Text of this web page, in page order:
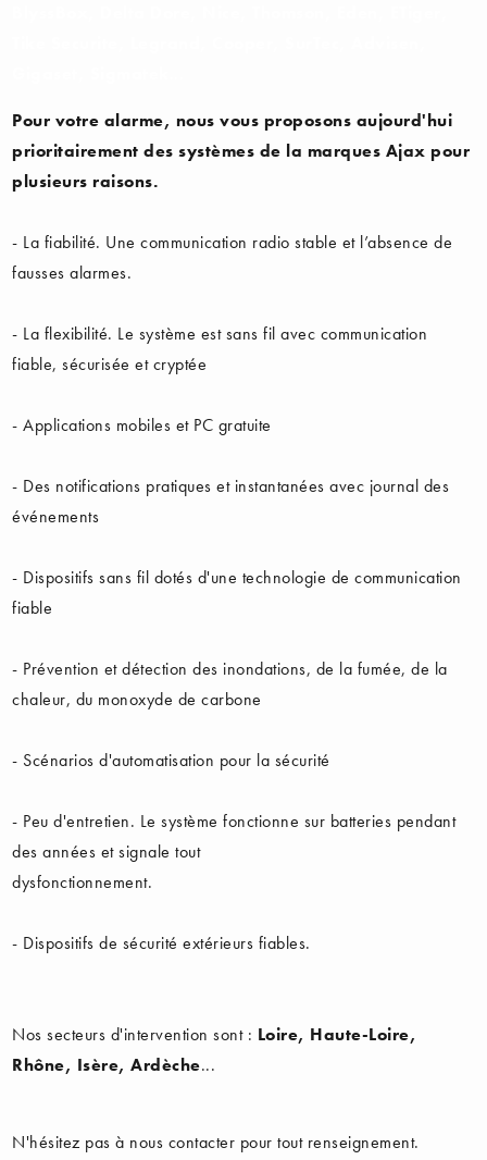
Pour votre alarme, nous vous proposons aujourd'hui
prioritairement des systèmes de la marques Ajax pour
plusieurs raisons.
- La fiabilité. Une communication radio stable et l’absence de
fausses alarmes.
- La flexibilité. Le système est sans fil avec communication
fiable, sécurisée et cryptée
- Applications mobiles et PC gratuite
- Des notifications pratiques et instantanées avec journal des
événements
- Dispositifs sans fil dotés d'une technologie de communication
fiable
- Prévention et détection des inondations, de la fumée, de la
chaleur, du monoxyde de carbone
- Scénarios d'automatisation pour la sécurité
- Peu d'entretien. Le système fonctionne sur batteries pendant
des années et signale tout
dysfonctionnement.
- Dispositifs de sécurité extérieurs fiables.
Nos secteurs d'intervention sont : Loire, Haute-Loire,
Rhône, Isère, Ardèche...
N'hésitez pas à nous contacter pour tout renseignement.